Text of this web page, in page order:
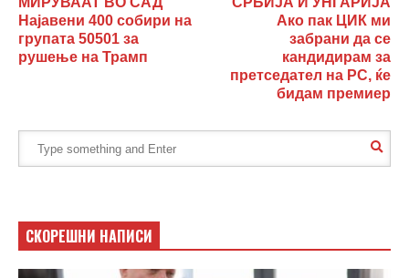
Најавени 400 собири на
групата 50501 за
рушење на Трамп
Ако пак ЦИК ми
забрани да се
кандидирам за
претседател на РС, ќе
бидам премиер
СКОРЕШНИ НАПИСИ